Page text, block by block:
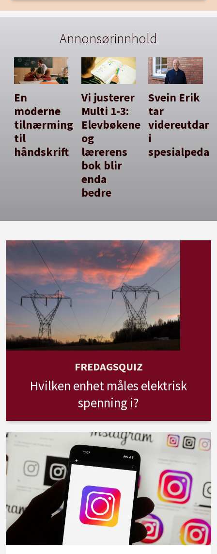
Annonsørinnhold
En
moderne
tilnærming
til
håndskrift
Vi justerer
Multi 1-3:
Elevbøkene
og
lærerens
bok blir
enda
bedre
Svein Erik
tar
i
FREDAGSQUIZ
Hvilken enhet måles elektrisk
spenning i?